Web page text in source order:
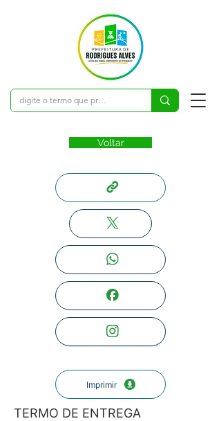
Voltar
Imprimir
TERMO DE ENTREGA